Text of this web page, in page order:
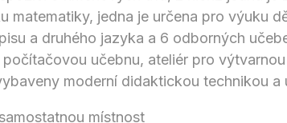
matematiky, jedna je určena pro výuku
a druhého jazyka a 6 odborných
učebnu, ateliér pro
moderní didaktickou technikou a
místnost